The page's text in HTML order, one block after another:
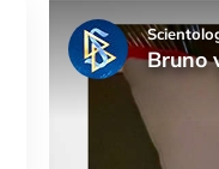
Dentro de una Iglesia
Los Principios
Una Introducción a